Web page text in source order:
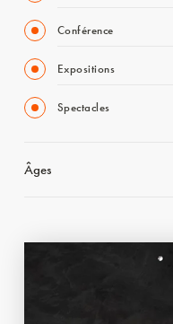
Conférence
Expositions
Spectacles
Âges